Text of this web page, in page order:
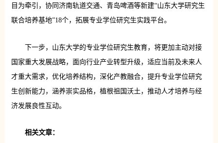
目为牵引，协同济南轨道交通、青岛啤酒等新建“山东大学研究生
联合培养基地”18个，拓展专业学位研究生实践平台。
下一步，山东大学的专业学位研究生教育，将更加主动对接
国家重大发展战略，面向行业产业转型升级，适应当前及未来人
才重大需求，优化培养结构，深化产教融合，提升专业学位研究
生创新能力，涵养崇实品格，植根祖国沃土，推动人才培养与经
济发展良性互动。
相关文章：